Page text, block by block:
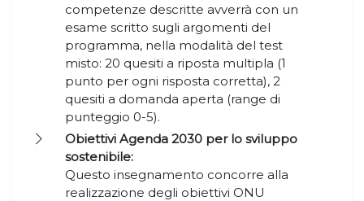
competenze descritte avverrà con un
esame scritto sugli argomenti del
programma, nella modalità del test
misto: 20 quesiti a riposta multipla (1
punto per ogni risposta corretta), 2
quesiti a domanda aperta (range di
punteggio 0-5).
Obiettivi Agenda 2030 per lo sviluppo
sostenibile:
Questo insegnamento concorre alla
realizzazione degli obiettivi ONU